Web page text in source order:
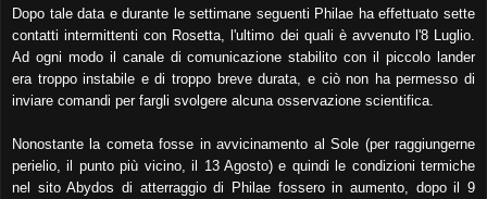
Dopo tale data e durante le settimane seguenti Philae ha effettuato sette
contatti intermittenti con Rosetta, l'ultimo dei quali è avvenuto l'8 Luglio.
Ad ogni modo il canale di comunicazione stabilito con il piccolo lander
era troppo instabile e di troppo breve durata, e ciò non ha permesso di
inviare comandi per fargli svolgere alcuna osservazione scientifica.
Nonostante la cometa fosse in avvicinamento al Sole (per raggiungerne
perielio, il punto più vicino, il 13 Agosto) e quindi le condizioni termiche
nel sito Abydos di atterraggio di Philae fossero in aumento, dopo il 9